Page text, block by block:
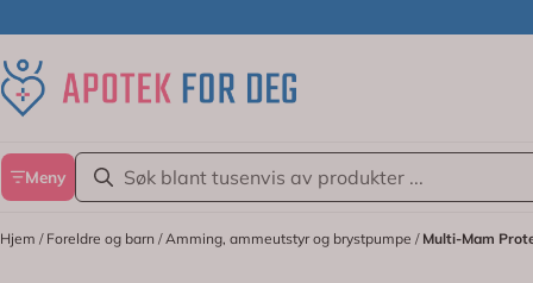
Meny
Hjem / Foreldre og barn /Amming, ammeutstyr og brystpumpe / Multi-Mam